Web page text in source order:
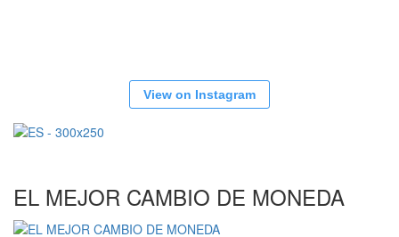
View on Instagram
EL MEJOR CAMBIO DE MONEDA